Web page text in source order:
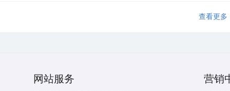
查看更多
网站服务 营销